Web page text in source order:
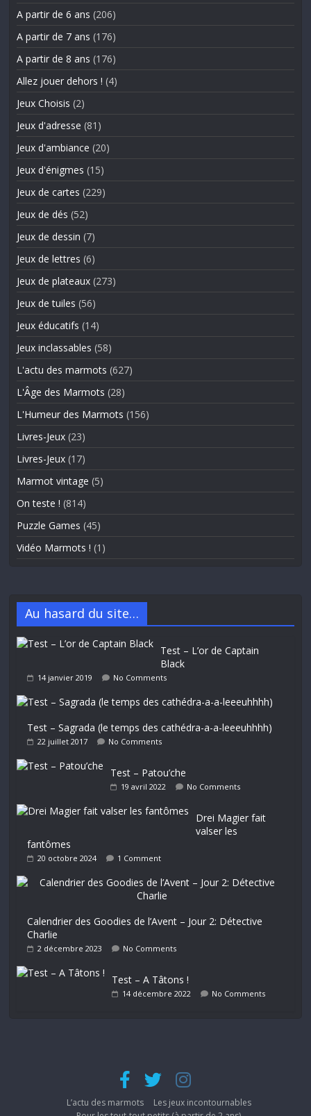
A partir de 6 ans (206)
A partir de 7 ans (176)
A partir de 8 ans (176)
Allez jouer dehors ! (4)
Jeux Choisis (2)
Jeux d'adresse (81)
Jeux d'ambiance (20)
Jeux d'énigmes (15)
Jeux de cartes (229)
Jeux de dés (52)
Jeux de dessin (7)
Jeux de lettres (6)
Jeux de plateaux (273)
Jeux de tuiles (56)
Jeux éducatifs (14)
Jeux inclassables (58)
L'actu des marmots (627)
L'Âge des Marmots (28)
L'Humeur des Marmots (156)
Livres-Jeux (23)
Livres-Jeux (17)
Marmot vintage (5)
On teste ! (814)
Puzzle Games (45)
Vidéo Marmots ! (1)
Au hasard du site…
Test – L’or de Captain
Black
14 janvier 2019 No Comments
Test – Sagrada (le temps des cathédra-a-a-leeeuhhhh)
22 juillet 2017 No Comments
Test – Patou’che
19 avril 2022 No Comments
Drei Magier fait
valser les
fantômes
20 octobre 2024 1 Comment
Calendrier des Goodies de l’Avent – Jour 2: Détective
Charlie
2 décembre 2023 No Comments
Test – A Tâtons !
14 décembre 2022 No Comments
L’actu des marmots
Les jeux incontournables